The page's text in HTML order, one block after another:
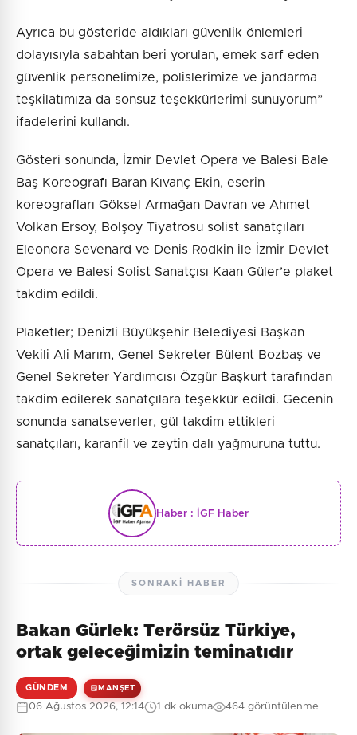
Ayrıca bu gösteride aldıkları güvenlik önlemleri
dolayısıyla sabahtan beri yorulan, emek sarf eden
güvenlik personelimize, polislerimize ve jandarma
teşkilatımıza da sonsuz teşekkürlerimi sunuyorum”
ifadelerini kullandı.
Gösteri sonunda, İzmir Devlet Opera ve Balesi Bale
Baş Koreografı Baran Kıvanç Ekin, eserin
koreografları Göksel Armağan Davran ve Ahmet
Volkan Ersoy, Bolşoy Tiyatrosu solist sanatçıları
Eleonora Sevenard ve Denis Rodkin ile İzmir Devlet
Opera ve Balesi Solist Sanatçısı Kaan Güler’e plaket
takdim edildi.
Plaketler; Denizli Büyükşehir Belediyesi Başkan
Vekili Ali Marım, Genel Sekreter Bülent Bozbaş ve
Genel Sekreter Yardımcısı Özgür Başkurt tarafından
takdim edilerek sanatçılara teşekkür edildi. Gecenin
sonunda sanatseverler, gül takdim ettikleri
sanatçıları, karanfil ve zeytin dalı yağmuruna tuttu.
Haber : İGF Haber
SONRAKI HABER
Bakan Gürlek: Terörsüz Türkiye,
ortak geleceğimizin teminatıdır
GÜNDEM MANŞET
06 Ağustos 2026, 12:14 1 dk okuma 464 görüntülenme